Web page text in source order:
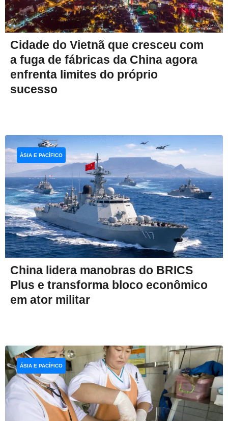
Cidade do Vietnã que cresceu com
a fuga de fábricas da China agora
enfrenta limites do próprio
sucesso
China lidera manobras do BRICS
Plus e transforma bloco econômico
em ator militar
ÁSIA E PACÍFICO
ÁSIA E PACÍFICO